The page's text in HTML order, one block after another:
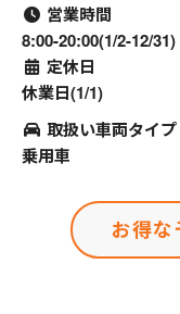
営業時間
8:00-20:00(1/2-12/31)
定休日
休業日(1/1)
取扱い車両タイプ
乗用車
お得な